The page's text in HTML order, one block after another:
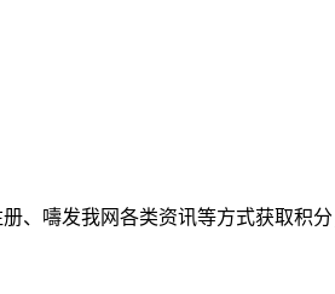
、嚋发我网各类资讯等方式获取积分